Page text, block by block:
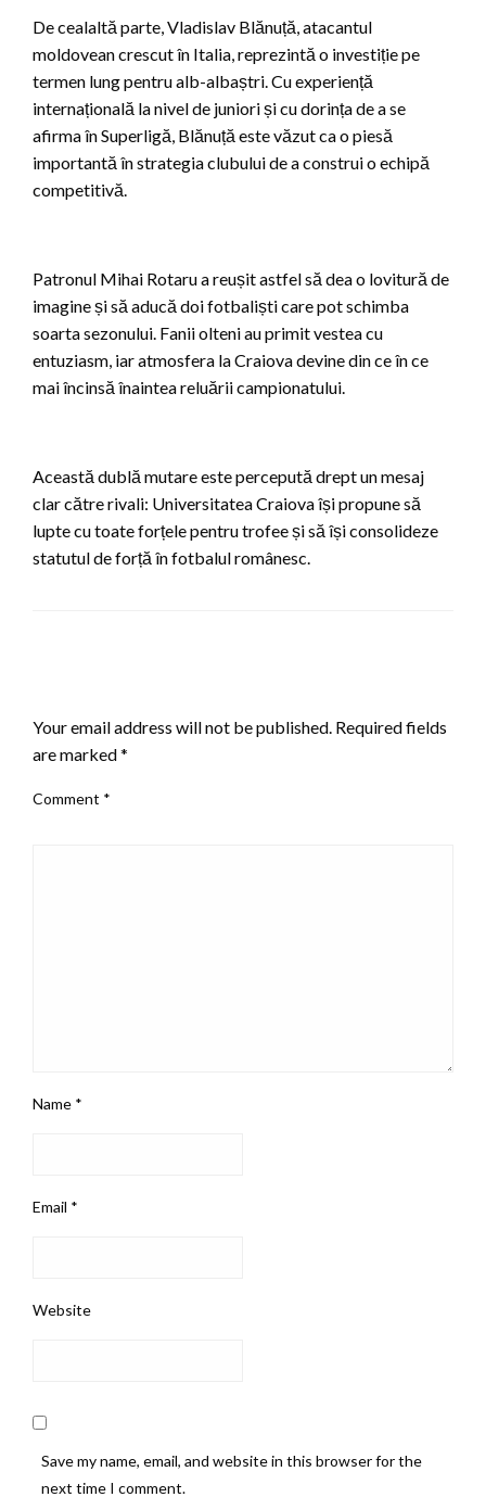
De cealaltă parte, Vladislav Blănuță, atacantul
moldovean crescut în Italia, reprezintă o investiție pe
termen lung pentru alb-albaștri. Cu experiență
internațională la nivel de juniori și cu dorința de a se
afirma în Superligă, Blănuță este văzut ca o piesă
importantă în strategia clubului de a construi o echipă
competitivă.
Patronul Mihai Rotaru a reușit astfel să dea o lovitură de
imagine și să aducă doi fotbaliști care pot schimba
soarta sezonului. Fanii olteni au primit vestea cu
entuziasm, iar atmosfera la Craiova devine din ce în ce
mai încinsă înaintea reluării campionatului.
Această dublă mutare este percepută drept un mesaj
clar către rivali: Universitatea Craiova își propune să
lupte cu toate forțele pentru trofee și să își consolideze
statutul de forță în fotbalul românesc.
Your email address will not be published. Required fields
are marked*
Comment *
Name *
Email *
Website
Save my name, email, and website in this browser for the
next time I comment.